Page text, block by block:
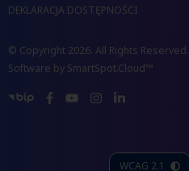
DEKLARACJA DOSTĘPNOŚCI
© Copyright 2026. All Rights Reserved.
Software by SmartSpot.Cloud™
WCAG 2.1